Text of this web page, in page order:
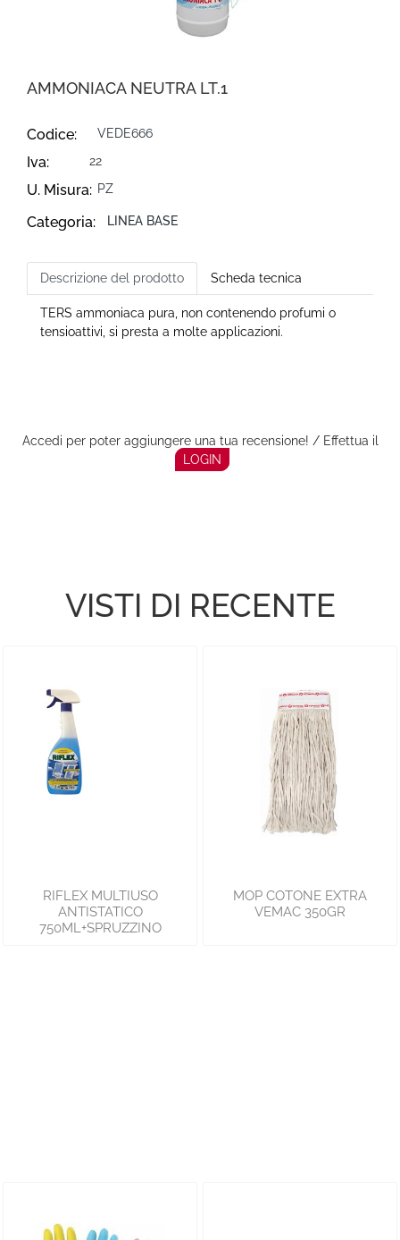
AMMONIACA NEUTRA LT.1
Codice: VEDE666
Iva: 22
U. Misura: PZ
Categoria: LINEA BASE
Descrizione del prodotto Scheda tecnica
TERS ammoniaca pura, non contenendo profumi o
tensioattivi, si presta a molte applicazioni.
Accedi per poter aggiungere una tua recensione! / Effettua il
LOGIN
VISTI DI RECENTE
RIFLEX MULTIUSO
ANTISTATICO
750ML+SPRUZZINO
MOP COTONE EXTRA
VEMAC 350GR